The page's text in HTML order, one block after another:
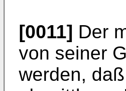
[0011] Der
von seiner
werden,